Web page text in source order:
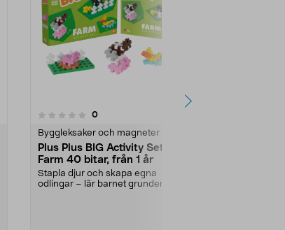
0recensioner
Byggleksaker och magneter
Plus Plus BIG Activity Set
Farm 40 bitar, från 1 år
Stapla djur och skapa egna
odlingar – lär barnet grunderna i